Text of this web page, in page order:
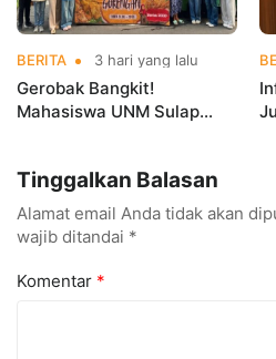
BERITA 3 hari yang lalu
Gerobak Bangkit!
Mahasiswa UNM Sulap
Tinggalkan Balasan
Alamat email Anda tidak akan
wajib ditandai *
Komentar *